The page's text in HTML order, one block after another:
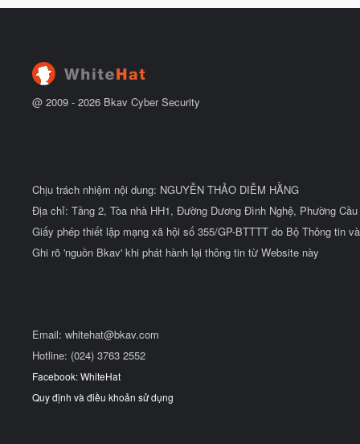
ầ
b
u
@ 2009 - 2026 Bkav Cyber Security
Chịu trách nhiệm nội dung: NGUYỄN THẢO DIỄM HẰNG
Địa chỉ: Tầng 2, Tòa nhà HH1, Đường Dương Đình Nghệ, Phường
Giấy phép thiết lập mạng xã hội số 355/GP-BTTTT do Bộ Thông tin
Ghi rõ 'nguồn Bkav' khi phát hành lại thông tin từ Website này
Email: whitehat@bkav.com
Hotline: (024) 3763 2552
Facebook: WhiteHat
Quy định và điều khoản sử dụng